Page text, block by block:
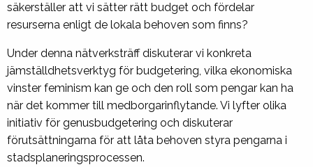
säkerställer att vi sätter rätt budget och fördelar
resurserna enligt de lokala behoven som finns?
Under denna nätverksträff diskuterar vi konkreta
jämställdhetsverktyg för budgetering, vilka ekonomiska
vinster feminism kan ge och den roll som pengar kan ha
när det kommer till medborgarinflytande. Vi lyfter olika
initiativ för genusbudgetering och diskuterar
förutsättningarna för att låta behoven styra pengarna i
stadsplaneringsprocessen.